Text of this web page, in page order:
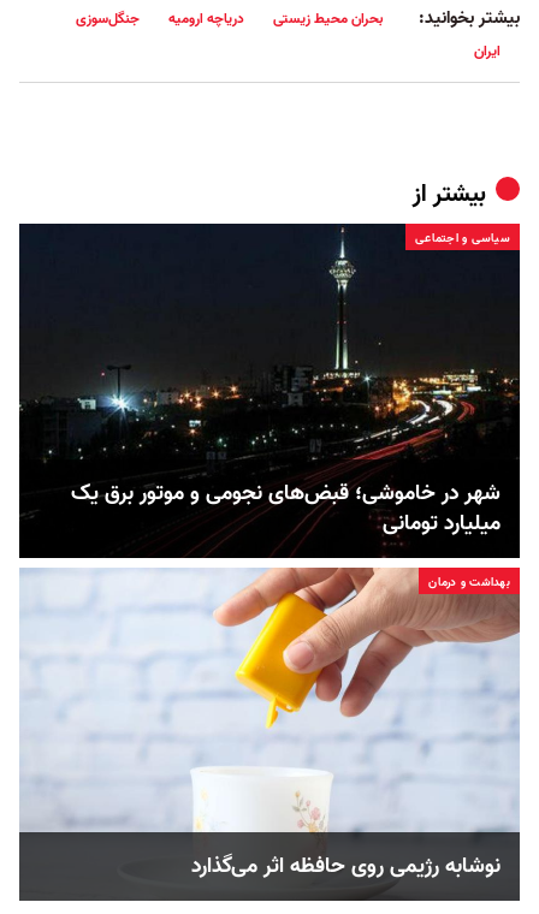
بیشتر بخوانید: بحران محیط زیستی دریاچه ارومیه
جنگل‌سوزی
ایران
بیشتر از
سیاسی و اجتماعی
شهر در خاموشی؛ قبض‌های نجومی و موتور برق یک
میلیارد تومانی
بهداشت و درمان
نوشابه رژیمی روی حافظه اثر می‌گذارد